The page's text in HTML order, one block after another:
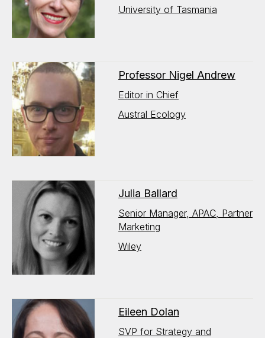
University of Tasmania
Professor Nigel Andrew
Editor in Chief
Austral Ecology
Julia Ballard
Senior Manager, APAC, Partner
Marketing
Wiley
Eileen Dolan
SVP for Strategy and